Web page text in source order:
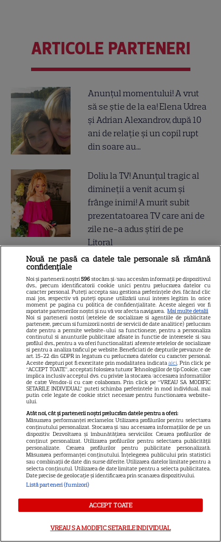
ARTICOLE PARTENERI
Anunțul momentului! A vrut
să se știe de la ea! Elena Udrea
și Adrian Alexandrov, după 10
ani de relație și un copil rupt
din soare au...
Doliu la TV! Anunțul tragic al
dimineții a venit acum și
frânge inimi! A murit subit
prezentatoarea TV care ani de
zile ne-a adus știri de pe
Litoral
showbizul! E oficial! Și-au spus
adio în cel mai mare secret,
după aproape 20 de ani de
mariaj! S-a ales praful de
cuplul de aur din industria de
entertaining
Așa arată azi fosta vedetă sexy
din România! A dat aparițiile
i-a devenit cel mai de preț
accesoriu! Uită-te bine la ea, îți
dai seama cine e în poză? Ai
văzut-o ani de zile la TV!!
Nouă ne pasă ca datele tale personale să rămână
confidențiale
Noi și partenerii noștri596 stocăm și/sau accesăm informații pe dispozitivul
dvs., precum identificatorii cookie unici pentru prelucrarea datelor cu
caracter personal. Puteți accepta sau gestiona preferințele dvs. făcând clic
mai jos, respectiv vă puteți opune utilizării unui interes legitim în orice
moment pe pagina cu politica de confidențialitate. Aceste alegeri vor fi
raportate partenerilor noștri și nu vă vor afecta navigarea. Mai multe detalii
Noi si partenerii nostri (retelele de socializare si agentiile de publicitate
partenere, precum si furnizorii nostri de servicii de date analitice) prelucram
date pentru a permite website-ului sa functioneze, pentru a personaliza
continutul si anunturile publicitare afisate in functie de interesele si/sau
profilul dvs., pentru a va oferi functionalitati aferente retelelor de socializare
si pentru a analiza traficul pe website. Beneficiati de drepturile prevazute de
art. 15-22 din GDPR in legatura cu prelucrarea datelor cu caracter personal.
Aceste drepturi pot fi exercitate prin modalitatea indicataaici. Prin click pe
“ACCEPT TOATE”, acceptati folosirea tuturor Tehnologiilor de tip Cookie, care
implica inclusiv acceptul dvs. cu privire la stocarea/accesarea informatiilor
de catre Vendor-ii cu care colaboram. Prin click pe “VREAU SA MODIFIC
SETARILE INDIVIDUAL” puteti schimba preferintele in mod individual, mai
putin cele legate de cookie strict necesare pentru functionarea website-
ului.
Atât noi, cât și partenerii noștri prelucrăm datele pentru a oferi:
Măsurarea performanței reclamelor. Utilizarea profilurilor pentru selectarea
conținutului personalizat. Stocarea și/sau accesarea informațiilor de pe un
dispozitiv. Dezvoltarea și îmbunătățirea serviciilor. Crearea profilurilor de
conținut personalizat. Utilizarea profilurilor pentru selectarea publicității
personalizate. Crearea profilurilor pentru publicitate personalizată.
Măsurarea performanței conținutului. Înțelegerea publicului prin statistici
sau combinații de date din surse diferite. Utilizarea datelor limitate pentru a
selecta conținutul. Utilizarea de date limitate pentru a selecta publicitatea.
Date precise de geolocație și identificarea prin scanarea dispozitivului.
Listă parteneri (furnizori)
ACCEPT TOATE
VREAU SA MODIFIC SETARILE INDIVIDUAL